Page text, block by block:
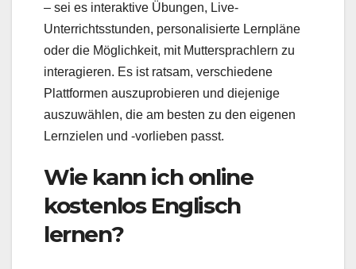
– sei es interaktive Übungen, Live-
Unterrichtsstunden, personalisierte Lernpläne
oder die Möglichkeit, mit Muttersprachlern zu
interagieren. Es ist ratsam, verschiedene
Plattformen auszuprobieren und diejenige
auszuwählen, die am besten zu den eigenen
Lernzielen und -vorlieben passt.
Wie kann ich online
kostenlos Englisch
lernen?